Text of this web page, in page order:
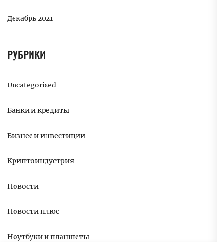
Декабрь 2021
РУБРИКИ
Uncategorised
Банки и кредиты
Бизнес и инвестиции
Криптоиндустрия
Новости
Новости плюс
Ноутбуки и планшеты